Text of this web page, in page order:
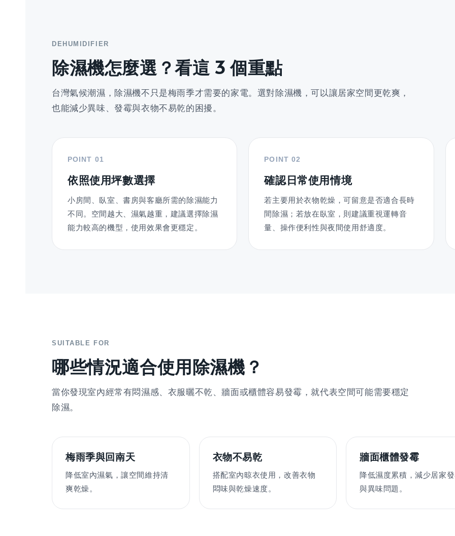
DEHUMIDIFIER
除濕機怎麼選？看這 3 個重點
台灣氣候潮濕，除濕機不只是梅雨季才需要的家電。選對除濕機，可以讓居家空間更乾爽，
也能減少異味、發霉與衣物不易乾的困擾。
POINT 01
依照使用坪數選擇
小房間、臥室、書房與客廳所需的除濕能力
不同。空間越大、濕氣越重，建議選擇除濕
能力較高的機型，使用效果會更穩定。
POINT 02
確認日常使用情境
若主要用於衣物乾燥，可留意是否適合長時
間除濕；若放在臥室，則建議重視運轉音
量、操作便利性與夜間使用舒適度。
SUITABLE FOR
哪些情況適合使用除濕機？
當你發現室內經常有悶濕感、衣服曬不乾、牆面或櫃體容易發霉，就代表空間可能需要穩定
除濕。
梅雨季與回南天
降低室內濕氣，讓空間維持清
爽乾燥。
衣物不易乾
搭配室內晾衣使用，改善衣物
悶味與乾燥速度。
牆面櫃體發霉
降低濕度累積，減少居家
與異味問題。